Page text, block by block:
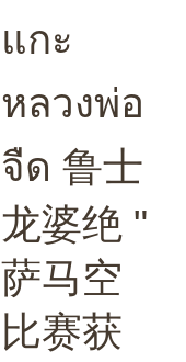
แกะ
หลวงพ่อ
จืด 鲁士
龙婆绝 "
萨马空
比赛获